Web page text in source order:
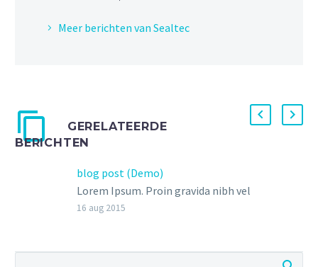
Meer berichten van Sealtec
GERELATEERDE
BERICHTEN
blog post (Demo)
Lorem Ipsum. Proin gravida nibh vel
velit auctor aliquet. Aenean
16 aug 2015